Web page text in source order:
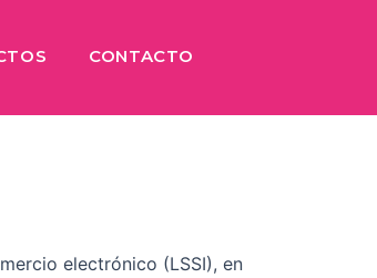
CONTACTO
electrónico (LSSI), en